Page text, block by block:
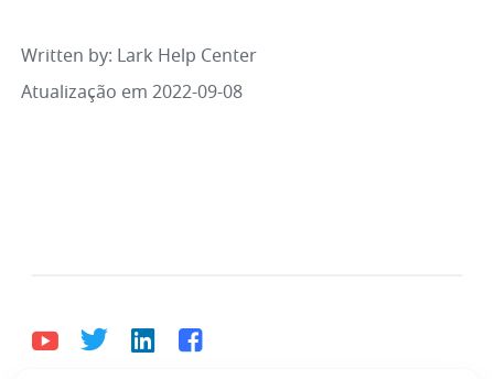
Written by: Lark Help Center
Atualização em 2022-09-08